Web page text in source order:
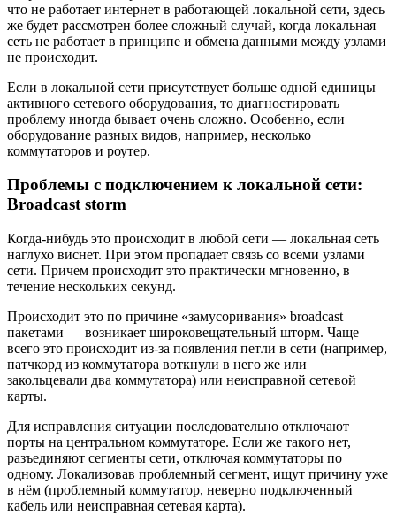
что не работает интернет в работающей локальной сети, здесь
же будет рассмотрен более сложный случай, когда локальная
сеть не работает в принципе и обмена данными между узлами
не происходит.
Если в локальной сети присутствует больше одной единицы
активного сетевого оборудования, то диагностировать
проблему иногда бывает очень сложно. Особенно, если
оборудование разных видов, например, несколько
коммутаторов и роутер.
Проблемы с подключением к локальной сети:
Broadcast storm
Когда-нибудь это происходит в любой сети — локальная сеть
наглухо виснет. При этом пропадает связь со всеми узлами
сети. Причем происходит это практически мгновенно, в
течение нескольких секунд.
Происходит это по причине «замусоривания» broadcast
пакетами — возникает широковещательный шторм. Чаще
всего это происходит из-за появления петли в сети (например,
патчкорд из коммутатора воткнули в него же или
закольцевали два коммутатора) или неисправной сетевой
карты.
Для исправления ситуации последовательно отключают
порты на центральном коммутаторе. Если же такого нет,
разъединяют сегменты сети, отключая коммутаторы по
одному. Локализовав проблемный сегмент, ищут причину уже
в нём (проблемный коммутатор, неверно подключенный
кабель или неисправная сетевая карта).